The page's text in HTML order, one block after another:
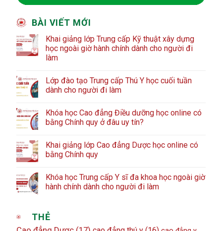
BÀI VIẾT MỚI
Khai giảng lớp Trung cấp Kỹ thuật xây dựng
học ngoài giờ hành chính dành cho người đi
làm
Lớp đào tạo Trung cấp Thú Y học cuối tuần
dành cho người đi làm
Khóa học Cao đẳng Điều dưỡng học online có
bằng Chính quy ở đâu uy tín?
Khai giảng lớp Cao đẳng Dược học online có
bằng Chính quy
Khóa học Trung cấp Y sĩ đa khoa học ngoài giờ
hành chính dành cho người đi làm
THẺ